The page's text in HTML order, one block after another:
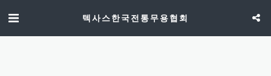
텍사스한국전통무용협회